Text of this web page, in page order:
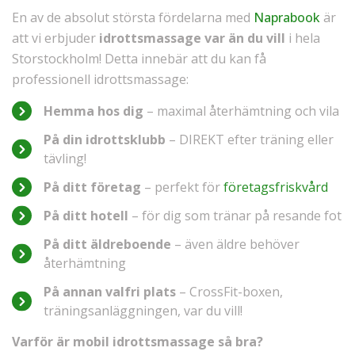
En av de absolut största fördelarna med Naprabook är
att vi erbjuder idrottsmassage var än du vill i hela
Storstockholm! Detta innebär att du kan få
professionell idrottsmassage:
Hemma hos dig – maximal återhämtning och vila
På din idrottsklubb – DIREKT efter träning eller
tävling!
På ditt företag – perfekt förföretagsfriskvård
På ditt hotell – för dig som tränar på resande fot
På ditt äldreboende – även äldre behöver
återhämtning
På annan valfri plats – CrossFit-boxen,
träningsanläggningen, var du vill!
Varför är mobil idrottsmassage så bra?